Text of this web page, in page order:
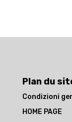
Plan du
Condizioni
HOME PAGE